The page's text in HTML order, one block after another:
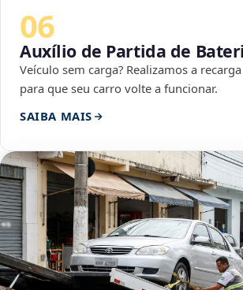
06
Auxílio de Partida de
Veículo sem carga? Realizamos a
para que seu carro volte a funcionar.
SAIBA MAIS